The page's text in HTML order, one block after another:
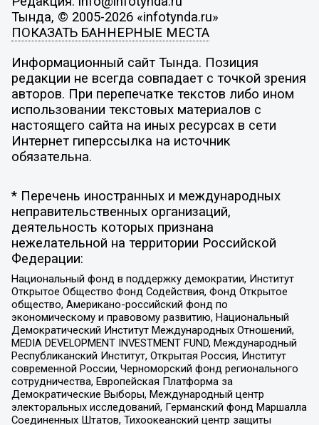
Тында, © 2005-2026 «infotynda.ru»
ПОКАЗАТЬ БАННЕРНЫЕ МЕСТА
Информационный сайт Тында. Позиция
редакции не всегда совпадает с точкой зрения
авторов. При перепечатке текстов либо ином
использовании текстовых материалов с
настоящего сайта на иных ресурсах в сети
Интернет гиперссылка на источник
обязательна.
* Перечень иностранных и международных
неправительственных организаций,
деятельность которых признана
нежелательной на территории Российской
Федерации:
Национальный фонд в поддержку демократии, Институт
Открытое Общество Фонд Содействия, Фонд Открытое
общество, Американо-российский фонд по
экономическому и правовому развитию, Национальный
Демократический Институт Международных Отношений,
MEDIA DEVELOPMENT INVESTMENT FUND, Международный
Республиканский Институт, Открытая Россия, Институт
современной России, Черноморский фонд регионального
сотрудничества, Европейская Платформа за
Демократические Выборы, Международный центр
электоральных исследований, Германский фонд Маршалла
Соединенных Штатов, Тихоокеанский центр защиты